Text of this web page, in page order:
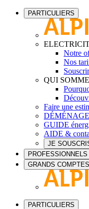
PARTICULIERS
Notre
Nos
QUI
Faire une
GUIDE
AIDE &
JE
PROFESSIONNELS
GRANDS COMPTES
PARTICULIERS